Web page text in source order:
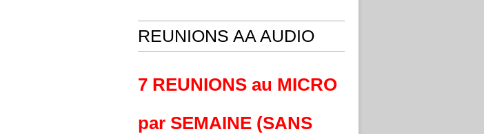
REUNIONS AA AUDIO
7 REUNIONS au MICRO
par SEMAINE (SANS